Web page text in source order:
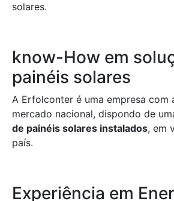
solares.
know-How em
painéis solares
A Erfolconter é uma empresa com
mercado nacional, dispondo de
de painéis solares instalados, em
país.
Experiência em